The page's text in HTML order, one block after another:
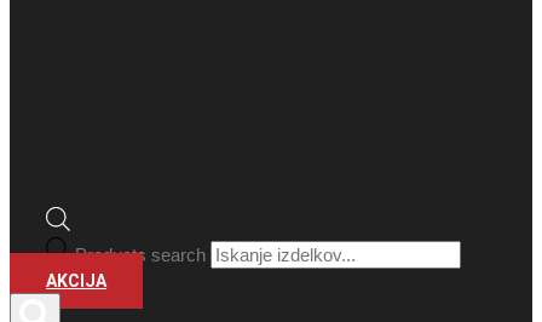
Products search
AKCIJA